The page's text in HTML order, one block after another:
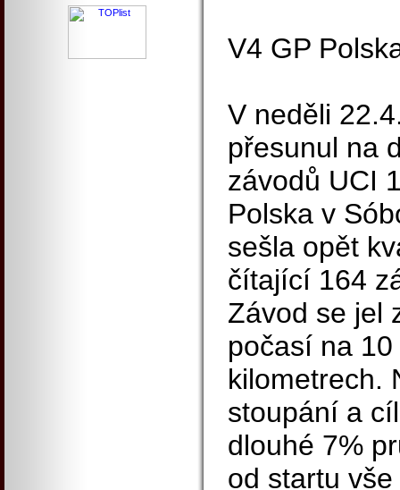
V4 GP
V neděli
přesunul na
závodů UCI
Polska v
sešla opět
čítající 164
Závod se jel
počasí na
kilometrech.
stoupání a
dlouhé 7%
od startu